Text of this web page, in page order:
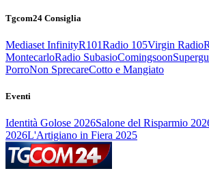
Tgcom24 Consiglia
Mediaset InfinityR101Radio 105Virgin Radio
MontecarloRadio SubasioComingsoon
PorroNon SprecareCotto e Mangiato
Eventi
Identità Golose 2026Salone del Risparmio
2026L'Artigiano in Fiera 2025